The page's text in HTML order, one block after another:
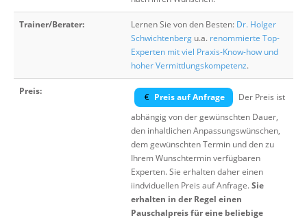
Trainer/Berater: Lernen Sie von den Besten: Dr. Holger
Schwichtenberg u.a. renommierte Top-
Experten mit viel Praxis-Know-how und
hoher Vermittlungskompetenz.
Preis:
Preis auf Anfrage
Der Preis ist
abhängig von der gewünschten Dauer,
den inhaltlichen Anpassungswünschen,
dem gewünschten Termin und den zu
Ihrem Wunschtermin verfügbaren
Experten. Sie erhalten daher einen
iindviduellen Preis auf Anfrage.Sie
erhalten in der Regel einen
Pauschalpreis für eine beliebige